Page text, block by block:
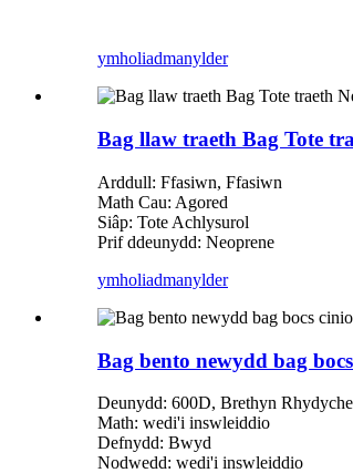
ymholiadmanylder
Bag llaw traeth Bag Tote
Arddull: Ffasiwn, Ffasiwn
Math Cau: Agored
Siâp: Tote Achlysurol
Prif ddeunydd: Neoprene
ymholiadmanylder
Bag bento newydd bag
Deunydd: 600D, Brethyn
Math: wedi'i inswleiddio
Defnydd: Bwyd
Nodwedd: wedi'i inswleiddio